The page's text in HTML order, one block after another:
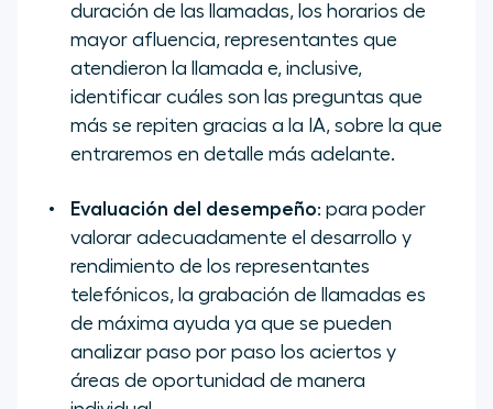
duración de las llamadas, los horarios de
mayor afluencia, representantes que
atendieron la llamada e, inclusive,
identificar cuáles son las preguntas que
más se repiten gracias a la IA, sobre la que
entraremos en detalle más adelante.
Evaluación del desempeño: para poder
valorar adecuadamente el desarrollo y
rendimiento de los representantes
telefónicos, la grabación de llamadas es
de máxima ayuda ya que se pueden
analizar paso por paso los aciertos y
áreas de oportunidad de manera